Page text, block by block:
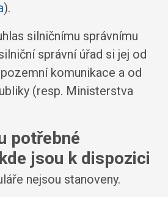
).
silničnímu správnímu
správní úřad si jej od
komunikace a od
(resp. Ministerstva
potřebné
jsou k dispozici
nejsou stanoveny.